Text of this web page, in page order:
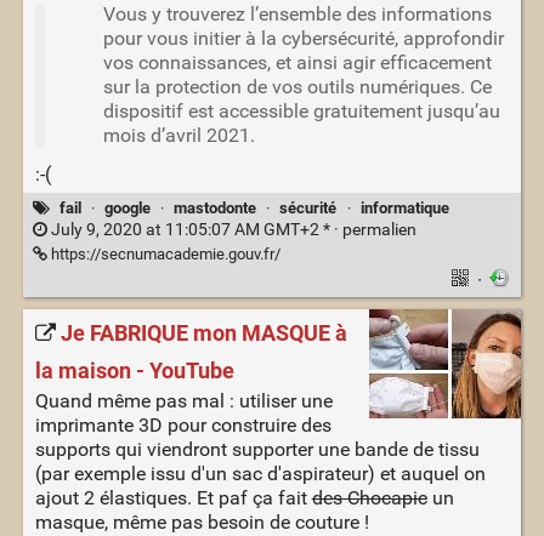
Vous y trouverez l’ensemble des informations
pour vous initier à la cybersécurité, approfondir
vos connaissances, et ainsi agir efficacement
sur la protection de vos outils numériques. Ce
dispositif est accessible gratuitement jusqu’au
mois d’avril 2021.
:-(
fail · google · mastodonte · sécurité · informatique
July 9, 2020 at 11:05:07 AM GMT+2 * · permalien
https://secnumacademie.gouv.fr/
·
Je FABRIQUE mon MASQUE à
la maison - YouTube
Quand même pas mal : utiliser une
imprimante 3D pour construire des
supports qui viendront supporter une bande de tissu
(par exemple issu d'un sac d'aspirateur) et auquel on
ajout 2 élastiques. Et paf ça faitdes Chocapicun
masque, même pas besoin de couture !